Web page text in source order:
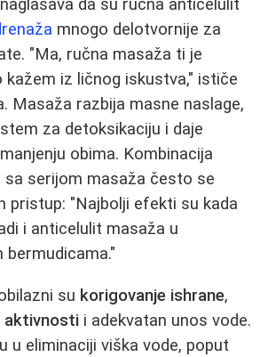
da su ručna anticelulit
mnogo delotvornije za
"Ma, ručna masaža ti je
kažem iz ličnog iskustva," ističe
Masaža razbija masne naslage,
za detoksikaciju i daje
obima. Kombinacija
sa serijom masaža često se
pristup: "Najbolji efekti su kada
i anticelulit masaža u
su korigovanje ishrane,
aktivnosti i adekvatan unos vode.
u eliminaciji viška vode, poput